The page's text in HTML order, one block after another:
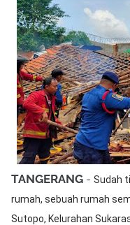
TANGERANG - Sudah
rumah, sebuah rumah
Sutopo, Kelurahan